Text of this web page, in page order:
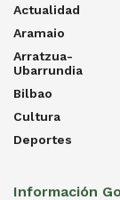
Actualidad
Aramaio
Arratzua-
Ubarrundia
Bilbao
Cultura
Deportes
Información